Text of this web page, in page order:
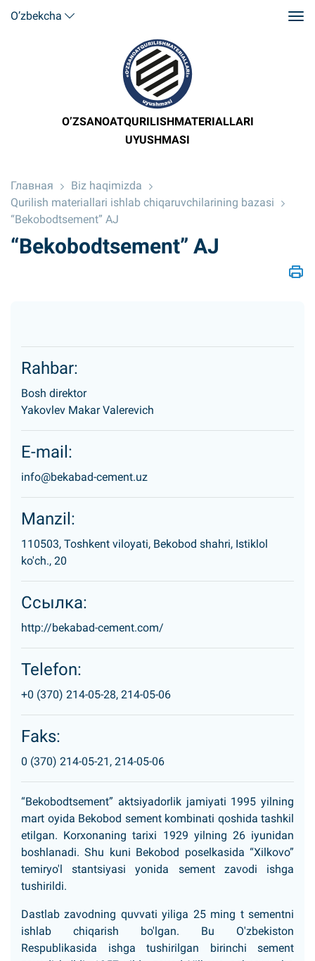
O’zbekcha
O’ZSANOATQURILISHMATERIALLARI
UYUSHMASI
Главная
Biz haqimizda
Qurilish materiallari ishlab chiqaruvchilarining bazasi
“Bekobodtsement” AJ
“Bekobodtsement” AJ
Rahbar:
Bosh direktor
Yakovlev Makar Valerevich
E-mail:
info@bekabad-cement.uz
Manzil:
110503, Toshkent viloyati, Bekobod shahri, Istiklol
ko'ch., 20
Ссылка:
http://bekabad-cement.com/
Telefon:
+0 (370) 214-05-28, 214-05-06
Faks:
0 (370) 214-05-21, 214-05-06
“Bekobodtsement” aktsiyadorlik jamiyati 1995 yilning
mart oyida Bekobod sement kombinati qoshida tashkil
etilgan. Korxonaning tarixi 1929 yilning 26 iyunidan
boshlanadi. Shu kuni Bekobod poselkasida “Xilkovo”
temiryo'l stantsiyasi yonida sement zavodi ishga
tushirildi.
Dastlab zavodning quvvati yiliga 25 ming t sementni
ishlab chiqarish bo'lgan. Bu O'zbekiston
Respublikasida ishga tushirilgan birinchi sement